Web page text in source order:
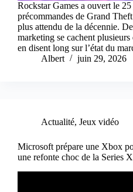
Rockstar Games a ouvert le
précommandes de Grand
plus attendu de la décennie.
marketing se cachent
en disent long sur l’état du
Albert
juin 29, 2026
Actualité, Jeux vidéo
Microsoft prépare une Xbox
une refonte choc de la Series